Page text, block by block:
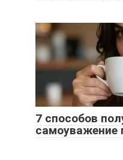
7 способов
самоуважение